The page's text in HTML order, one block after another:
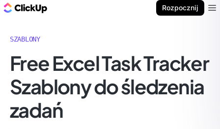
Rozpocznij
SZABLONY
Free Excel Task Tracker
Szablony do śledzenia
zadań